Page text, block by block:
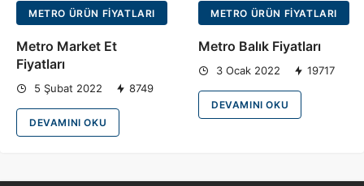
METRO ÜRÜN FIYATLARI
Metro Market Et
Fiyatları
5 Şubat 2022 8749
DEVAMINI OKU
METRO ÜRÜN FIYATLARI
Metro Balık Fiyatları
3 Ocak 2022 19717
DEVAMINI OKU